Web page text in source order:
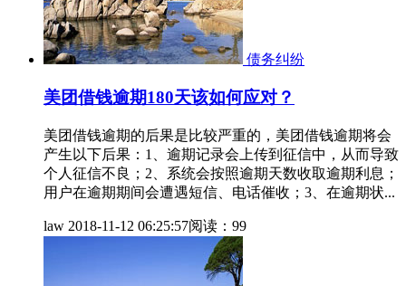
债务纠纷
美团借钱逾期180天该如何应对？
美团借钱逾期的后果是比较严重的，美团借钱逾期将会
产生以下后果：1、逾期记录会上传到征信中，从而导致
个人征信不良；2、系统会按照逾期天数收取逾期利息；
用户在逾期期间会遭遇短信、电话催收；3、在逾期状...
law 2018-11-12 06:25:57阅读：99